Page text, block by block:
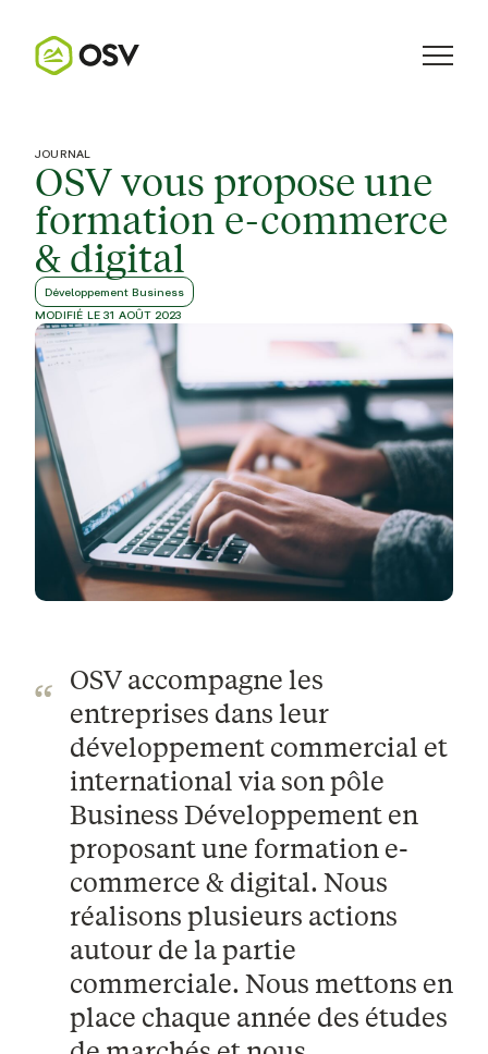
JOURNAL
OSV vous propose une
formation e-commerce
& digital
Développement Business
MODIFIÉ LE 31 AOÛT 2023
OSV accompagne les
entreprises dans leur
développement commercial et
international via son pôle
Business Développement en
proposant une formation e-
commerce & digital. Nous
réalisons plusieurs actions
autour de la partie
commerciale. Nous mettons en
place chaque année des études